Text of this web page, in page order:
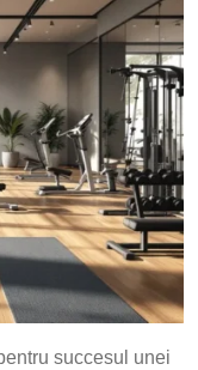
succesul unei